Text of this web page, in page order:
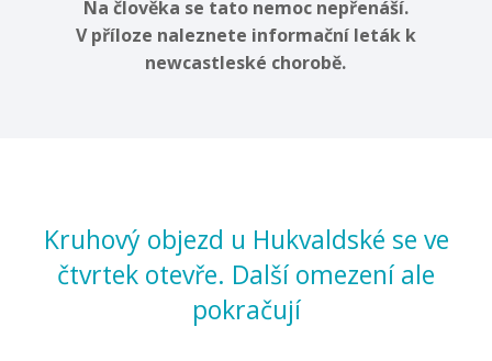
Na člověka se tato nemoc nepřenáší.
V příloze naleznete informační leták k
newcastleské chorobě.
Kruhový objezd u Hukvaldské se ve
čtvrtek otevře. Další omezení ale
pokračují